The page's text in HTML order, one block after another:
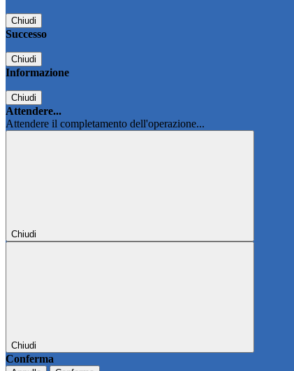
Chiudi
Successo
Chiudi
Informazione
Chiudi
Attendere...
Attendere il completamento dell'operazione...
Chiudi
Chiudi
Conferma